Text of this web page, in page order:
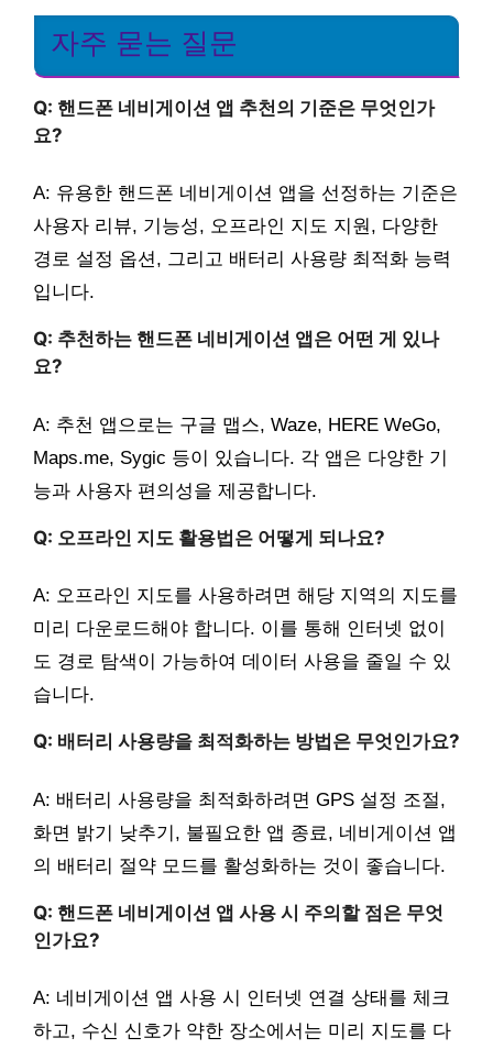
자주 묻는 질문
Q: 핸드폰 네비게이션 앱 추천의 기준은 무엇인가
요?
A: 유용한 핸드폰 네비게이션 앱을 선정하는 기준은
사용자 리뷰, 기능성, 오프라인 지도 지원, 다양한
경로 설정 옵션, 그리고 배터리 사용량 최적화 능력
입니다.
Q: 추천하는 핸드폰 네비게이션 앱은 어떤 게 있나
요?
A: 추천 앱으로는 구글 맵스, Waze, HERE WeGo,
Maps.me, Sygic 등이 있습니다. 각 앱은 다양한 기
능과 사용자 편의성을 제공합니다.
Q: 오프라인 지도 활용법은 어떻게 되나요?
A: 오프라인 지도를 사용하려면 해당 지역의 지도를
미리 다운로드해야 합니다. 이를 통해 인터넷 없이
도 경로 탐색이 가능하여 데이터 사용을 줄일 수 있
습니다.
Q: 배터리 사용량을 최적화하는 방법은 무엇인가요?
A: 배터리 사용량을 최적화하려면 GPS 설정 조절,
화면 밝기 낮추기, 불필요한 앱 종료, 네비게이션 앱
의 배터리 절약 모드를 활성화하는 것이 좋습니다.
Q: 핸드폰 네비게이션 앱 사용 시 주의할 점은 무엇
인가요?
A: 네비게이션 앱 사용 시 인터넷 연결 상태를 체크
하고, 수신 신호가 약한 장소에서는 미리 지도를 다